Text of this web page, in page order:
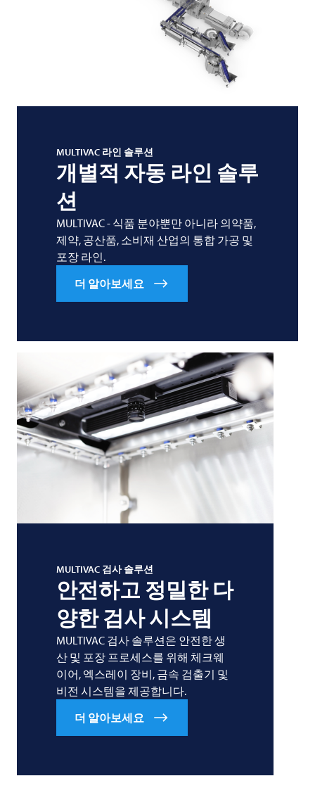
MULTIVAC 라인 솔루션
개별적 자동 라인 솔루
션
MULTIVAC - 식품 분야뿐만 아니라 의약품,
제약, 공산품, 소비재 산업의 통합 가공 및
포장 라인.
더 알아보세요
MULTIVAC 검사 솔루션
안전하고 정밀한 다
양한 검사 시스템
MULTIVAC 검사 솔루션은 안전한 생
산 및 포장 프로세스를 위해 체크웨
이어, 엑스레이 장비, 금속 검출기 및
비전 시스템을 제공합니다.
더 알아보세요